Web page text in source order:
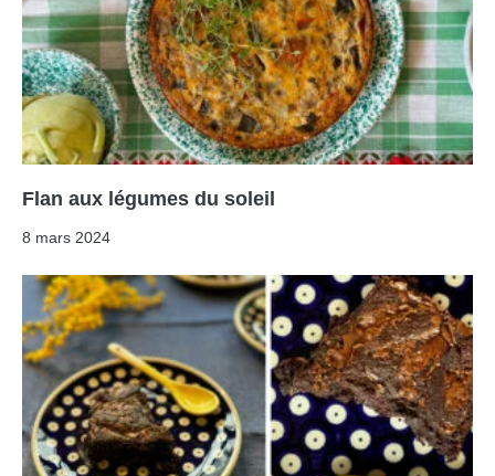
Flan aux légumes du soleil
8 mars 2024